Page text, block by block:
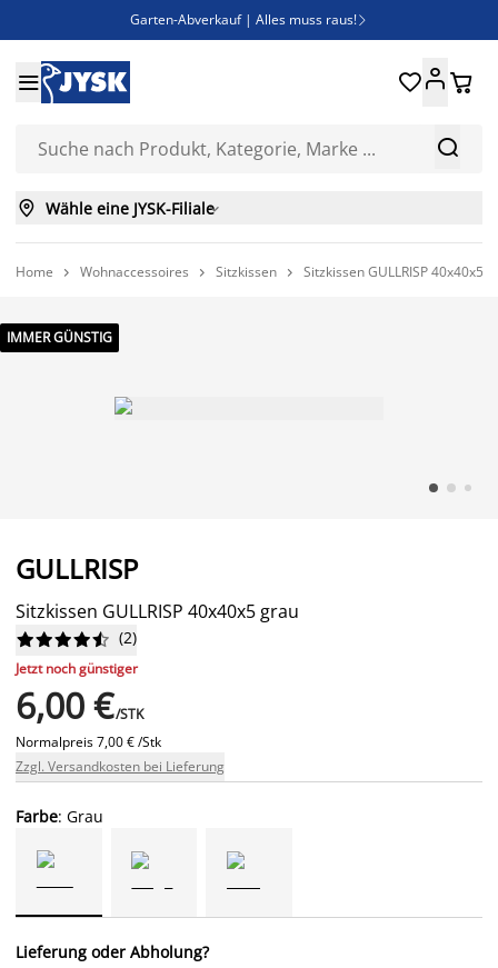
Garten-Abverkauf | Alles muss raus! 
Bist du Unternehmer? Entdecke JYSK-B2B
Esszimmerstuhl ADSLEV um nur 40€


 
 Wähle eine JYSK-Filiale
Home  Wohnaccessoires  Sitzkissen  Sitzkissen GULLRISP 40x40x5
IMMER GÜNSTIG
GULLRISP
Sitzkissen GULLRISP 40x40x5 grau





 (2)
Jetzt noch günstiger
6,00 €/STK
Normalpreis7,00 € /Stk
Zzgl. Versandkosten bei Lieferung
Farbe: Grau
Lieferung oder Abholung?